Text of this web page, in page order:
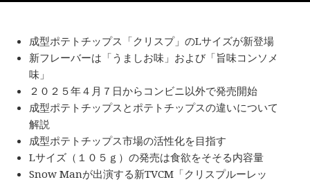
成型ポテトチップス「クリスプ」のLサイズが新登場
新フレーバーは「うましお味」および「旨味コンソメ
味」
２０２５年４月７日からコンビニ以外で発売開始
成型ポテトチップスとポテトチップスの違いについて
解説
成型ポテトチップス市場の活性化を目指す
Lサイズ（１０５ｇ）の発売は食欲をそそる内容量
Snow Manが出演する新TVCM「クリスプルーレッ